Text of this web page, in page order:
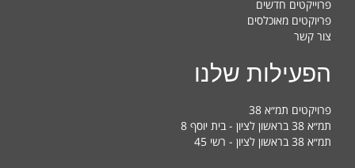
פרוייקטים חדשים
פריוקטים מאוכלסים
צור קשר
הפעילות שלנו
פרויקטים תמ״א 38
תמ״א 38 בראשון לציון - בית יוסף 8
תמ״א 38 בראשון לציון - רשי 45